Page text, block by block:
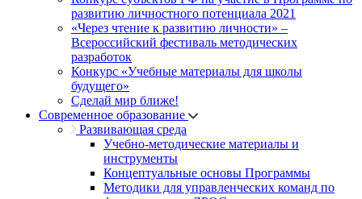
развитию личностного потенциала 2021
«Через чтение к развитию личности» –
Всероссийский фестиваль методических
разработок
Конкурс «Учебные материалы для школы
будущего»
Сделай мир ближе!
Современное образование
Развивающая среда
Учебно-методические материалы и
инструменты
Концептуальные основы Программы
Методики для управленческих команд по